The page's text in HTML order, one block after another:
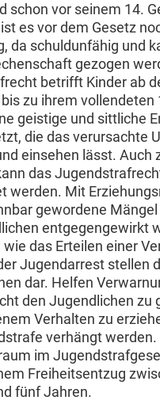
schon vor seinem 14.
ist es vor dem Gesetz
da schuldunfähig und
gezogen
betrifft Kinder ab
zu ihrem vollendeten
geistige und sittliche
die das verursachte
einsehen lässt. Auch
das
werden. Mit
gewordene
entgegengewirkt
das Erteilen einer
Jugendarrest stellen
dar. Helfen
den Jugendlichen zu
Verhalten zu
verhängt werden.
im
Freiheitsentzug
fünf Jahren.